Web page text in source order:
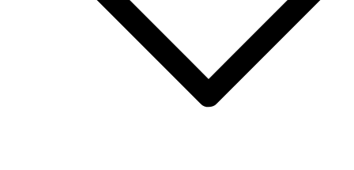
아산신문공고 #천안신문공고 #청양신문공고 #안면도신문공고
#보령신문공고 #부여신문공고 #서천신문공고 #논산신문공고 #
계룡신문공고 #공주신문공고 #금산신문공고 #덕산신문공고 #
정안신문공고 #공주신문공고 #안면도신문공고 #대전신문공고
#전라북도신문공고 #전북신문공고 #군산신문공고 #익산신문
공고 #완주신문공고 #김제신문공고 #전주신문공고 #진안신문
공고 #무주신문공고 #장수신문공고 #임실신문공고 #부안신문